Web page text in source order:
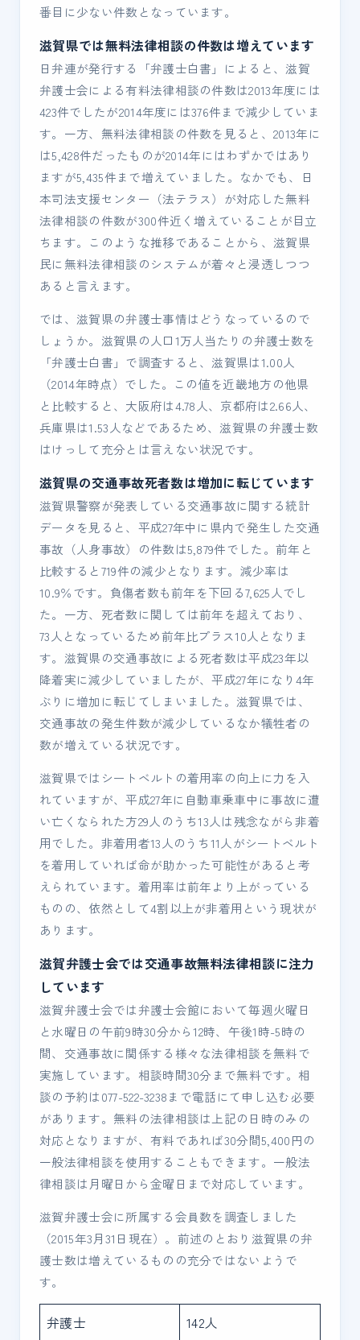
番目に少ない件数となっています。
滋賀県では無料法律相談の件数は増えています
日弁連が発行する「弁護士白書」によると、滋賀
弁護士会による有料法律相談の件数は2013年度には
423件でしたが2014年度には376件まで減少していま
す。一方、無料法律相談の件数を見ると、2013年に
は5,428件だったものが2014年にはわずかではあり
ますが5,435件まで増えていました。なかでも、日
本司法支援センター（法テラス）が対応した無料
法律相談の件数が300件近く増えていることが目立
ちます。このような推移であることから、滋賀県
民に無料法律相談のシステムが着々と浸透しつつ
あると言えます。
では、滋賀県の弁護士事情はどうなっているので
しょうか。滋賀県の人口1万人当たりの弁護士数を
「弁護士白書」で調査すると、滋賀県は1.00人
（2014年時点）でした。この値を近畿地方の他県
と比較すると、大阪府は4.78人、京都府は2.66人、
兵庫県は1.53人などであるため、滋賀県の弁護士数
はけっして充分とは言えない状況です。
滋賀県の交通事故死者数は増加に転じています
滋賀県警察が発表している交通事故に関する統計
データを見ると、平成27年中に県内で発生した交通
事故（人身事故）の件数は5,879件でした。前年と
比較すると719件の減少となります。減少率は
10.9％です。負傷者数も前年を下回る7,625人でし
た。一方、死者数に関しては前年を超えており、
73人となっているため前年比プラス10人となりま
す。滋賀県の交通事故による死者数は平成23年以
降着実に減少していましたが、平成27年になり4年
ぶりに増加に転じてしまいました。滋賀県では、
交通事故の発生件数が減少しているなか犠牲者の
数が増えている状況です。
滋賀県ではシートベルトの着用率の向上に力を入
れていますが、平成27年に自動車乗車中に事故に遭
い亡くなられた方29人のうち13人は残念ながら非着
用でした。非着用者13人のうち11人がシートベルト
を着用していれば命が助かった可能性があると考
えられています。着用率は前年より上がっている
ものの、依然として4割以上が非着用という現状が
あります。
滋賀弁護士会では交通事故無料法律相談に注力
しています
滋賀弁護士会では弁護士会館において毎週火曜日
と水曜日の午前9時30分から12時、午後1時-5時の
間、交通事故に関係する様々な法律相談を無料で
実施しています。相談時間30分まで無料です。相
談の予約は077-522-3238まで電話にて申し込む必要
があります。無料の法律相談は上記の日時のみの
対応となりますが、有料であれば30分間5,400円の
一般法律相談を使用することもできます。一般法
律相談は月曜日から金曜日まで対応しています。
滋賀弁護士会に所属する会員数を調査しました
（2015年3月31日現在）。前述のとおり滋賀県の弁
護士数は増えているものの充分ではないようで
す。
弁護士 142人